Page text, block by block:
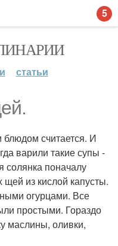
статьи
считается. И
варили такие супы -
солянка поначалу
из кислой капусты.
огурцами. Все
простыми. Гораздо
маслины, оливки,
5